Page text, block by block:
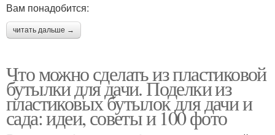
Вам понадобится:
читать дальше →
Что можно сделать из пластиковой
бутылки для дачи. Поделки из
пластиковых бутылок для дачи и
сада: идеи, советы и 100 фото